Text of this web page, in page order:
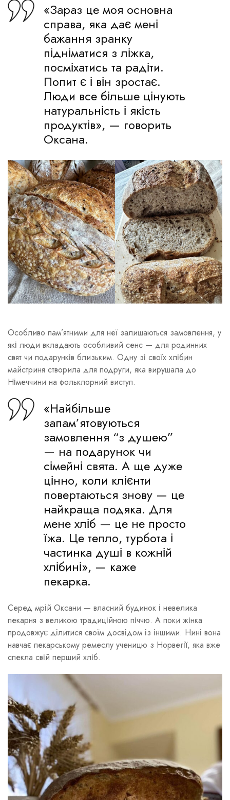
«Зараз це моя основна
справа, яка дає мені
бажання зранку
підніматися з ліжка,
посміхатись та радіти.
Попит є і він зростає.
Люди все більше цінують
натуральність і якість
продуктів», — говорить
Оксана.
Особливо пам’ятними для неї залишаються замовлення, у
які люди вкладають особливий сенс — для родинних
свят чи подарунків близьким. Одну зі своїх хлібин
майстриня створила для подруги, яка вирушала до
Німеччини на фольклорний виступ.
«Найбільше
запам’ятовуються
замовлення “з душею”
— на подарунок чи
сімейні свята. А ще дуже
цінно, коли клієнти
повертаються знову — це
найкраща подяка. Для
мене хліб — це не просто
їжа. Це тепло, турбота і
частинка душі в кожній
хлібині», — каже
пекарка.
Серед мрій Оксани — власний будинок і невелика
пекарня з великою традиційною піччю. А поки жінка
продовжує ділитися своїм досвідом із іншими. Нині вона
навчає пекарському ремеслу ученицю з Норвегії, яка вже
спекла свій перший хліб.